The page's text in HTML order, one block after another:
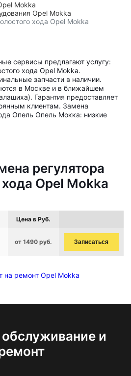
Mokka
Opel Mokka
хода Opel Mokka
сервисы предлагают услугу:
хода Opel Mokka.
запчасти в наличии.
в Москве и в ближайшем
Гарантия предоставляет
клиентам. Замена
Опель Опель Мокка: низкие
регулятора
Opel Mokka
Цена в Руб.
от 1490 руб. Записаться
на ремонт Opel Mokka
и